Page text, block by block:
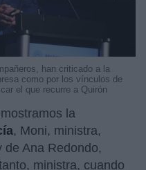
han criticado a la
como por los vínculos de
el que recurre a Quirón
la
, Moni, ministra,
de Ana Redondo,
ministra, cuando